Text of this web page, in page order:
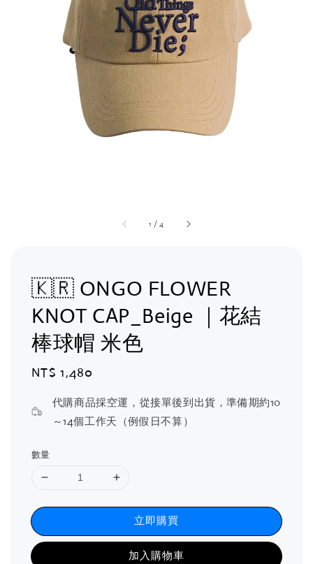
1 /4
🇰🇷 ONGO FLOWER
KNOT CAP_Beige ｜花結
棒球帽 米色
Regular
NT$ 1,480
代購商品採空運，從接單後到出貨，準備期約10
～14個工作天（例假日不算）
數量
立即購買
加入購物車